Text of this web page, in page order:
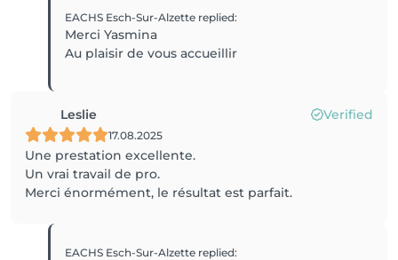
EACHS Esch-Sur-Alzette replied:
Merci Yasmina
Au plaisir de vous accueillir
Leslie Verified
17.08.2025
Une prestation excellente.
Un vrai travail de pro.
Merci énormément, le résultat est parfait.
EACHS Esch-Sur-Alzette replied: